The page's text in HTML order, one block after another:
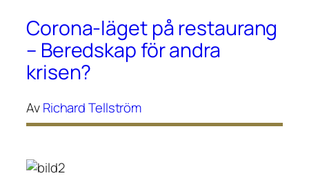
Corona-läget på restaurang
– Beredskap för andra
krisen?
AvRichard Tellström